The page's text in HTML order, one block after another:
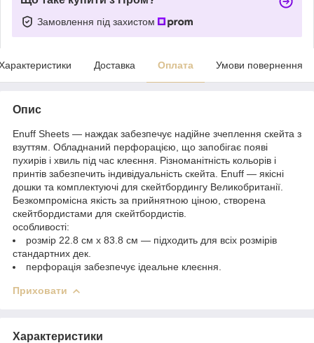
Замовлення під захистом
Доставка Оплата Умови повернення
Опис
Enuff Sheets — наждак забезпечує надійне зчеплення скейта з
взуттям. Обладнаний перфорацією, що запобігає появі
пухирів і хвиль під час клеєння. Різноманітність кольорів і
принтів забезпечить індивідуальність скейта. Enuff — якісні
дошки та комплектуючі для скейтбордингу Великобританії.
Безкомпромісна якість за прийнятною ціною, створена
скейтбордистами для скейтбордистів.
особливості:
розмір 22.8 см х 83.8 см — підходить для всіх розмірів
стандартних дек.
перфорація забезпечує ідеальне клеєння.
Приховати
Характеристики